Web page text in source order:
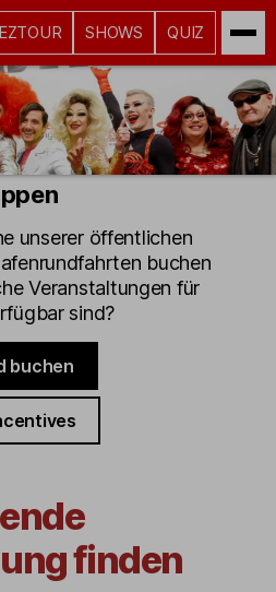
SHOWS QUIZ
unserer öffentlichen
buchen
Veranstaltungen für
sind?
buchen
finden